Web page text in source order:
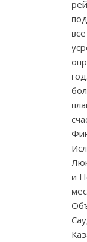
и